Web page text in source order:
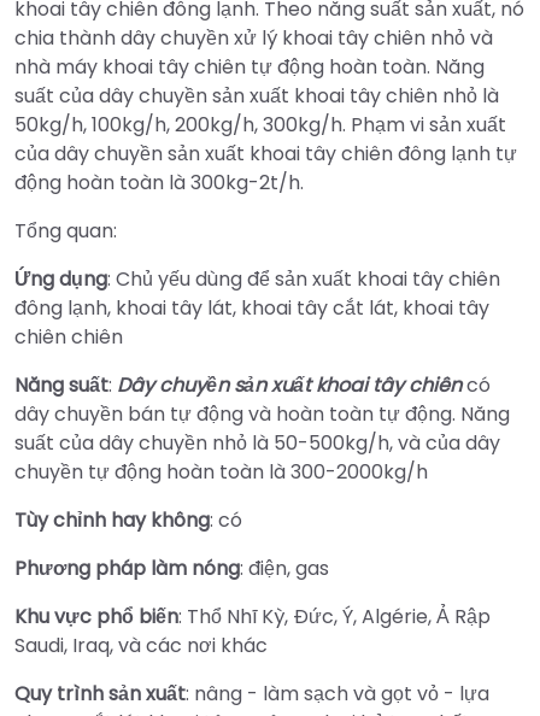
khoai tây chiên đông lạnh. Theo năng suất sản xuất, nó
chia thành dây chuyền xử lý khoai tây chiên nhỏ và
nhà máy khoai tây chiên tự động hoàn toàn. Năng
suất của dây chuyền sản xuất khoai tây chiên nhỏ là
50kg/h, 100kg/h, 200kg/h, 300kg/h. Phạm vi sản xuất
của dây chuyền sản xuất khoai tây chiên đông lạnh tự
động hoàn toàn là 300kg-2t/h.
Tổng quan:
Ứng dụng: Chủ yếu dùng để sản xuất khoai tây chiên
đông lạnh, khoai tây lát, khoai tây cắt lát, khoai tây
chiên chiên
Năng suất: Dây chuyền sản xuất khoai tây chiêncó
dây chuyền bán tự động và hoàn toàn tự động. Năng
suất của dây chuyền nhỏ là 50-500kg/h, và của dây
chuyền tự động hoàn toàn là 300-2000kg/h
Tùy chỉnh hay không: có
Phương pháp làm nóng: điện, gas
Khu vực phổ biến: Thổ Nhĩ Kỳ, Đức, Ý, Algérie, Ả Rập
Saudi, Iraq, và các nơi khác
Quy trình sản xuất: nâng - làm sạch và gọt vỏ - lựa